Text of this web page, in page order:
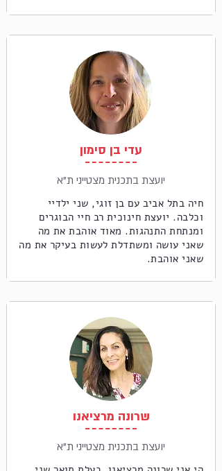
עדי בן סימון
יועצת בתכנית מצטייני ת"א
חיה בתל אביב עם בן זוגי, שני ילדיי
וכלבה. יועצת חינוכית רב חיי הבוגרים
ומנתחת התנהגות. מאוד אוהבת את מה
שאני עושה ומשתדלת לעשות בעיקר את מה
שאני אוהבת.
שרונה מרציאנו
יועצת בתכנית מצטייני ת"א